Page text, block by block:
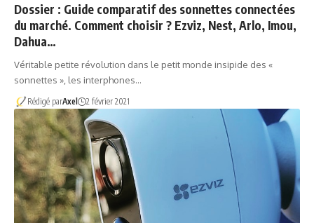
Dossier : Guide comparatif des sonnettes connectées
du marché. Comment choisir ? Ezviz, Nest, Arlo, Imou,
Dahua…
Véritable petite révolution dans le petit monde insipide des «
sonnettes », les interphones…
Rédigé parAxel 2 février 2021